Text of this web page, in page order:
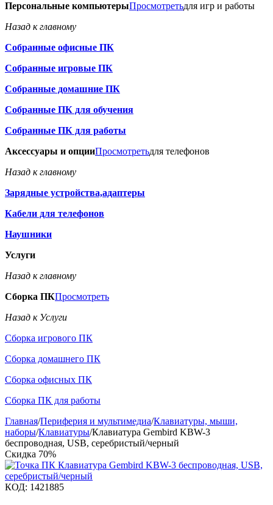
Персональные компьютерыПросмотретьдля игр и работы
Назад к главному
Собранные офисные ПК
Собранные игровые ПК
Собранные домашние ПК
Собранные ПК для обучения
Собранные ПК для работы
Аксессуары и опцииПросмотретьдля телефонов
Назад к главному
Зарядные устройства,адаптеры
Кабели для телефонов
Наушники
Услуги
Назад к главному
Сборка ПКПросмотреть
Назад к Услуги
Сборка игрового ПК
Сборка домашнего ПК
Сборка офисных ПК
Сборка ПК для работы
Главная/Периферия и мультимедиа/Клавиатуры, мыши,
наборы/Клавиатуры/Клавиатура Gembird KBW-3
беспроводная, USB, серебристый/черный
Скидка 70%
КОД: 1421885